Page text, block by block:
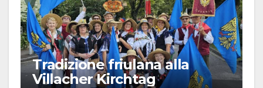
Tradizione friulana alla
Villacher Kirchtag